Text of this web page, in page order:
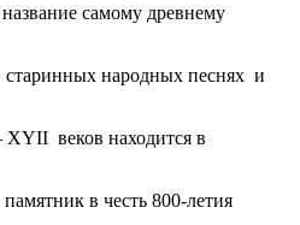
самому древнему
народных песнях и
XYII веков находится в
в честь 800-летия